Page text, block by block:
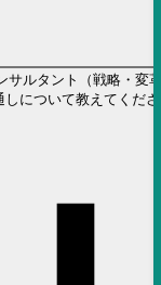
サルタント（戦略・変
しについて教えてくださ